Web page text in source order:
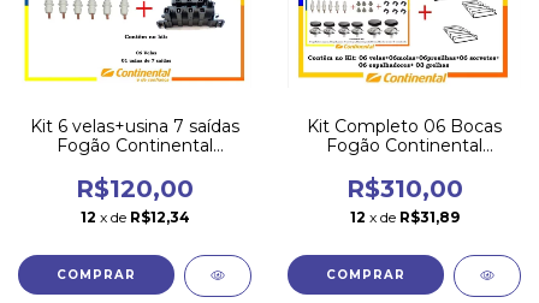
Kit 6 velas+usina 7 saídas
Fogão Continental
R$120,00
12 x de R$12,34
Kit Completo 06 Bocas
Fogão Continental
R$310,00
12 x de R$31,89